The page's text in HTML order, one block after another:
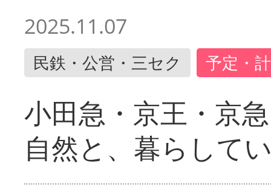
2025.11.07
民鉄・公営・三セク 予定・
小田急・京王・京
自然と、暮らして